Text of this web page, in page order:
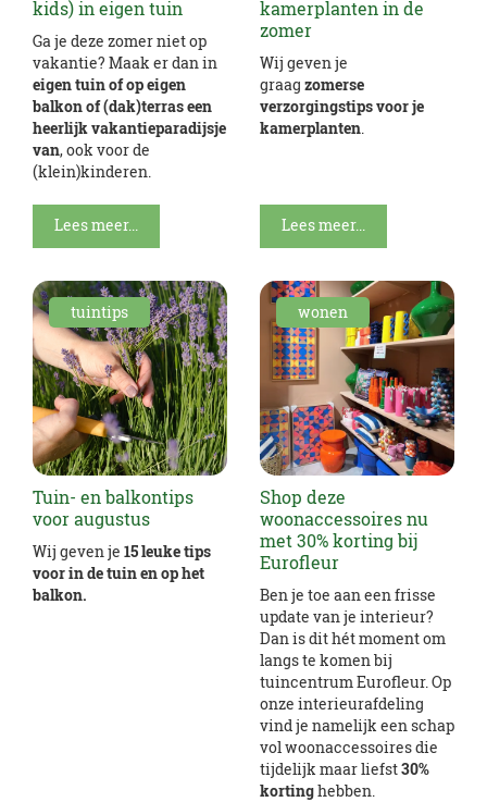
kids) in eigen tuin
Ga je deze zomer niet op
vakantie? Maak er dan in
eigen tuin of op eigen
balkon of (dak)terras een
heerlijk vakantieparadijsje
van, ook voor de
(klein)kinderen.
Lees meer...
kamerplanten in de
zomer
Wij geven je
graag zomerse
verzorgingstips voor je
kamerplanten
Lees meer...
tuintips
Tuin- en balkontips
voor augustus
Wij geven je 15 leuke tips
voor in de tuin en op het
balkon.
wonen
Shop deze
woonaccessoires nu
met 30% korting bij
Eurofleur
Ben je toe aan een frisse
update van je interieur?
Dan is dit hét moment om
langs te komen bij
tuincentrum Eurofleur. Op
onze interieurafdeling
vind je namelijk een schap
vol woonaccessoires die
tijdelijk maar liefst30%
kortinghebben.